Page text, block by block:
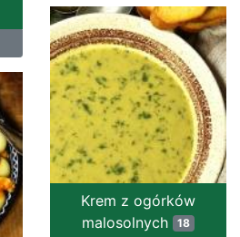
Krem z ogórków
malosolnych 18